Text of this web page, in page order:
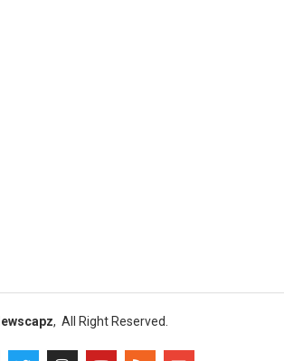
, All Right Reserved.